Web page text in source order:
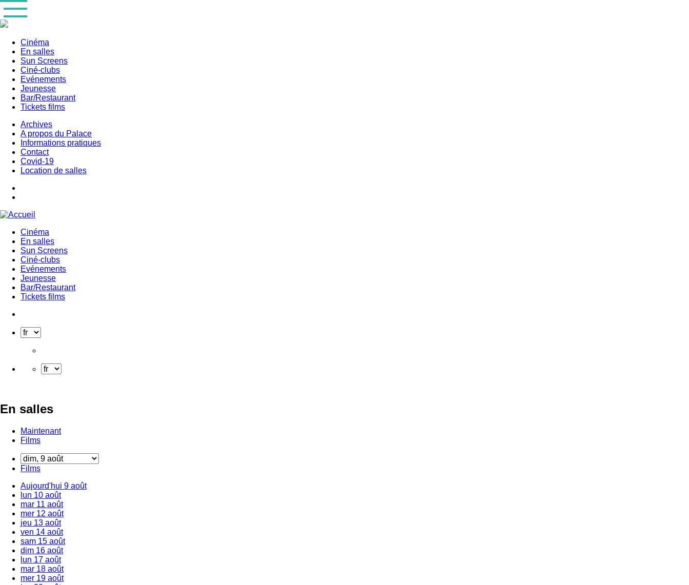
Aller
au
contenu
Main
navigation
Cinéma
En salles
Sun Screens
Ciné-clubs
Evénements
Jeunesse
Bar/Restaurant
Tickets films
Archives
A propos du Palace
Informations pratiques
Contact
Covid-19
Location de salles
Cinéma
En salles
Sun Screens
Ciné-clubs
Evénements
Jeunesse
Bar/Restaurant
Tickets films
En salles
Maintenant
Films
Films
Aujourd'hui 9 août
lun 10 août
mar 11 août
mer 12 août
jeu 13 août
ven 14 août
sam 15 août
dim 16 août
lun 17 août
mar 18 août
mer 19 août